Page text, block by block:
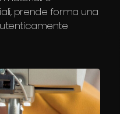
prende forma una